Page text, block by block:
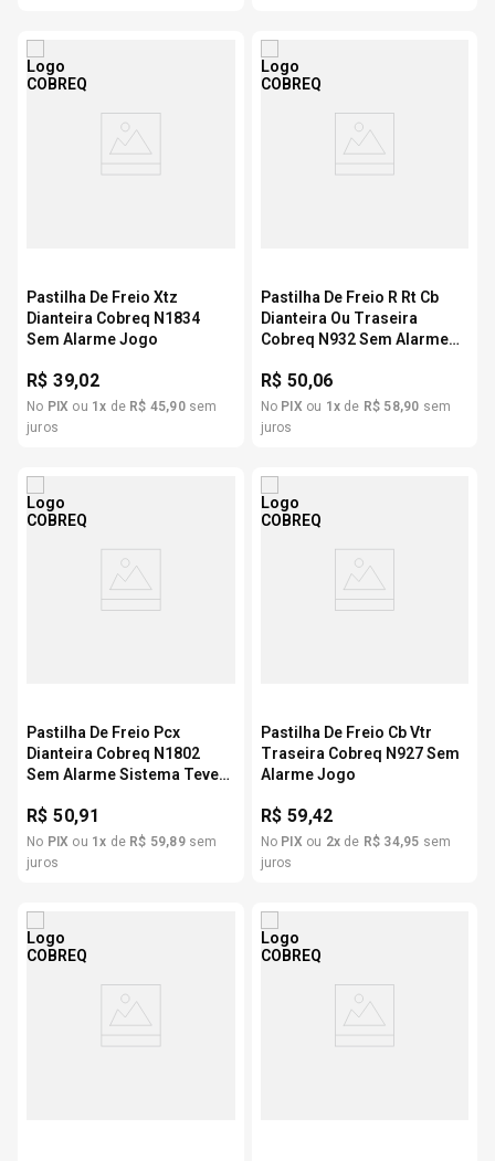
Pastilha De Freio Xtz
Dianteira Cobreq N1834
Sem Alarme Jogo
R$39,02
No PIX ou 1x de R$ 45,90sem
juros
Pastilha De Freio R Rt Cb
Dianteira Ou Traseira
Cobreq N932 Sem Alarme
R$ 50,06
No PIX ou 1xde R$ 58,90 sem
juros
Pastilha De Freio Pcx
Dianteira Cobreq N1802
Sem Alarme Sistema Teves
R$50,91
No PIX ou 1x de R$ 59,89sem
juros
Pastilha De Freio Cb Vtr
Traseira Cobreq N927 Sem
Alarme Jogo
R$ 59,42
No PIX ou 2xde R$ 34,95 sem
juros